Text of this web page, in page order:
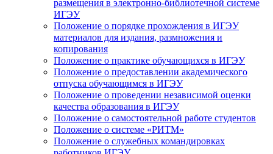
размещения в электронно-библиотечной системе
ИГЭУ
Положение о порядке прохождения в ИГЭУ
материалов для издания, размножения и
копирования
Положение о практике обучающихся в ИГЭУ
Положение о предоставлении академического
отпуска обучающимся в ИГЭУ
Положение о проведении независимой оценки
качества образования в ИГЭУ
Положение о самостоятельной работе студентов
Положение о системе «РИТМ»
Положение о служебных командировках